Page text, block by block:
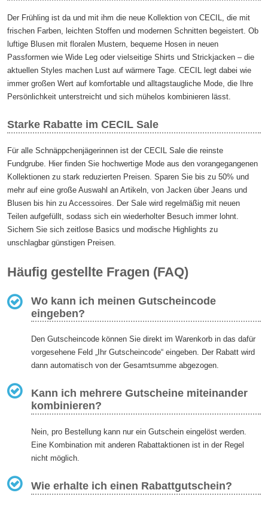
Der Frühling ist da und mit ihm die neue Kollektion von CECIL, die mit
frischen Farben, leichten Stoffen und modernen Schnitten begeistert. Ob
luftige Blusen mit floralen Mustern, bequeme Hosen in neuen
Passformen wie Wide Leg oder vielseitige Shirts und Strickjacken – die
aktuellen Styles machen Lust auf wärmere Tage. CECIL legt dabei wie
immer großen Wert auf komfortable und alltagstaugliche Mode, die Ihre
Persönlichkeit unterstreicht und sich mühelos kombinieren lässt.
Starke Rabatte im CECIL Sale
Für alle Schnäppchenjägerinnen ist der CECIL Sale die reinste
Fundgrube. Hier finden Sie hochwertige Mode aus den vorangegangenen
Kollektionen zu stark reduzierten Preisen. Sparen Sie bis zu 50% und
mehr auf eine große Auswahl an Artikeln, von Jacken über Jeans und
Blusen bis hin zu Accessoires. Der Sale wird regelmäßig mit neuen
Teilen aufgefüllt, sodass sich ein wiederholter Besuch immer lohnt.
Sichern Sie sich zeitlose Basics und modische Highlights zu
unschlagbar günstigen Preisen.
Häufig gestellte Fragen (FAQ)
Wo kann ich meinen Gutscheincode
eingeben?
Den Gutscheincode können Sie direkt im Warenkorb in das dafür
vorgesehene Feld „Ihr Gutscheincode“ eingeben. Der Rabatt wird
dann automatisch von der Gesamtsumme abgezogen.
Kann ich mehrere Gutscheine miteinander
kombinieren?
Nein, pro Bestellung kann nur ein Gutschein eingelöst werden.
Eine Kombination mit anderen Rabattaktionen ist in der Regel
nicht möglich.
Wie erhalte ich einen Rabattgutschein?